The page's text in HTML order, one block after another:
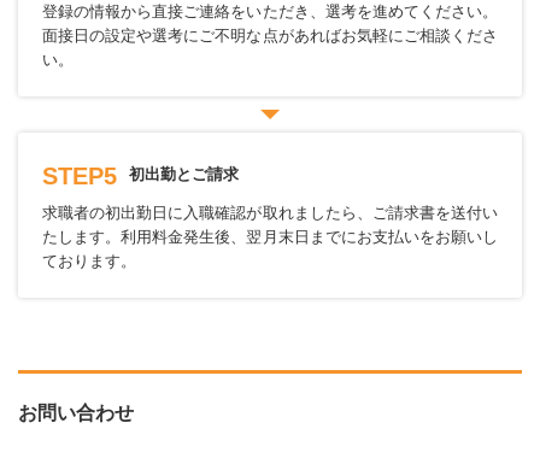
登録の情報から直接ご連絡をいただき、選考を進めてください。
面接日の設定や選考にご不明な点があればお気軽にご相談くださ
い。
STEP5 初出勤とご請求
求職者の初出勤日に入職確認が取れましたら、ご請求書を送付い
たします。利用料金発生後、翌月末日までにお支払いをお願いし
ております。
お問い合わせ